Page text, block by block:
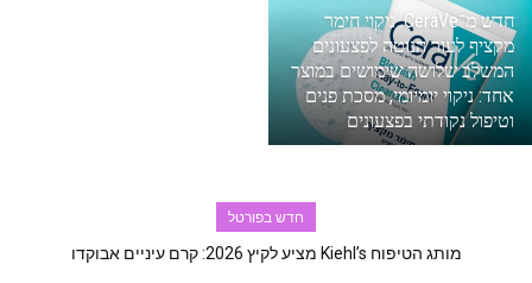
חדש מ־CeraVe: ניקוי חימר
מקציף לעור הנוטה לפצעונים
המשלב שלושה שימושים במוצר
אחד: ניקוי יומיומי, מסכת פנים
וטיפול נקודתי בפצעונים
חדש בפורטל
מותג הטיפוח Kiehl’s מציע לקיץ 2026: קרם עיניים אבוקדו
טיפולי שיניים מתקדמים בחיפה: שימור בריאות החניכיים והשיניים